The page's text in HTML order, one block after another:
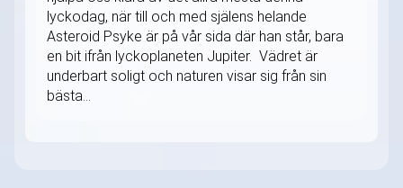
lyckodag, när till och med själens helande
Asteroid Psyke är på vår sida där han står, bara
en bit ifrån lyckoplaneten Jupiter. Vädret är
underbart soligt och naturen visar sig från sin
bästa...